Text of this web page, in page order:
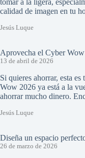
tomar a la ligera,
calidad de imagen en tu
Jesús Luque
Aprovecha el Cyber
13 de abril de 2026
Si quieres ahorrar, esta
Wow 2026 ya está a la
ahorrar mucho dinero.
Jesús Luque
Diseña un espacio
26 de marzo de 2026